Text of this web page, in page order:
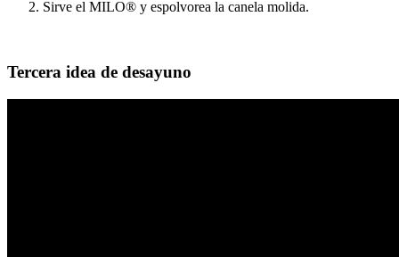
Sirve el MILO® y espolvorea la canela molida.
Tercera idea de desayuno